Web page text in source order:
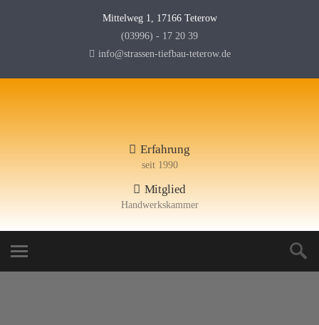
Mittelweg 1, 17166 Teterow
(03996) - 17 20 39
info@strassen-tiefbau-teterow.de
Erfahrung
seit 1990
Mitglied
Handwerkskammer